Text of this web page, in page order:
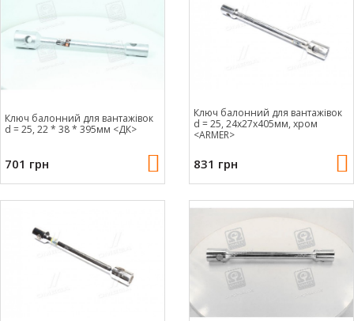
Ключ балонний для вантажівок
d = 25, 22 * 38 * 395мм <ДК>
701 грн
Ключ балонний для вантажівок
d = 25, 24x27x405мм, хром
<ARMER>
831 грн